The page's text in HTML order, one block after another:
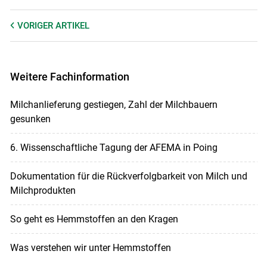
VORIGER ARTIKEL
Weitere Fachinformation
Milchanlieferung gestiegen, Zahl der Milchbauern
gesunken
6. Wissenschaftliche Tagung der AFEMA in Poing
Dokumentation für die Rückverfolgbarkeit von Milch und
Milchprodukten
So geht es Hemmstoffen an den Kragen
Was verstehen wir unter Hemmstoffen